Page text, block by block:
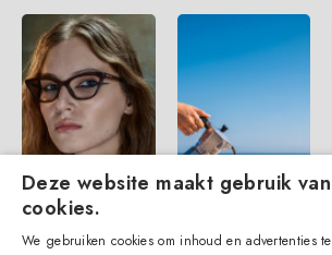
Deze website maakt gebruik van
cookies.
We gebruiken cookies om inhoud en advertenties te